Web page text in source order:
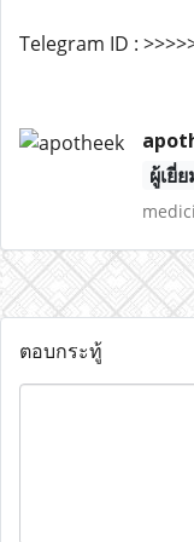
Telegram ID :
ผู้เยี่
ตอบกระทู้